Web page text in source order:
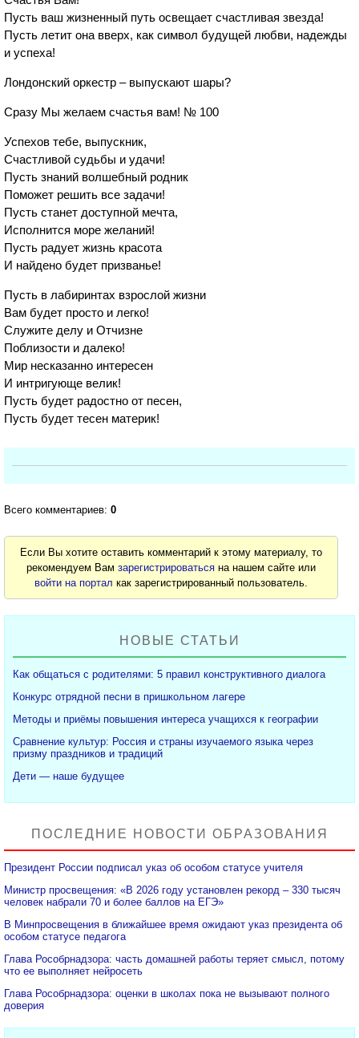
Пусть ваш жизненный путь освещает счастливая звезда!
Пусть летит она вверх, как символ будущей любви, надежды
и успеха!
Лондонский оркестр – выпускают шары?
Сразу Мы желаем счастья вам! № 100
Успехов тебе, выпускник,
Счастливой судьбы и удачи!
Пусть знаний волшебный родник
Поможет решить все задачи!
Пусть станет доступной мечта,
Исполнится море желаний!
Пусть радует жизнь красота
И найдено будет призванье!
Пусть в лабиринтах взрослой жизни
Вам будет просто и легко!
Служите делу и Отчизне
Поблизости и далеко!
Мир несказанно интересен
И интригующе велик!
Пусть будет радостно от песен,
Пусть будет тесен материк!
Всего комментариев: 0
Если Вы хотите оставить комментарий к этому материалу, то
рекомендуем Вамзарегистрироваться на нашем сайте или
войти на портал как зарегистрированный пользователь.
НОВЫЕ СТАТЬИ
Как общаться с родителями: 5 правил конструктивного диалога
Конкурс отрядной песни в пришкольном лагере
Методы и приёмы повышения интереса учащихся к географии
Сравнение культур: Россия и страны изучаемого языка через
призму праздников и традиций
Дети — наше будущее
ПОСЛЕДНИЕ НОВОСТИ ОБРАЗОВАНИЯ
Президент России подписал указ об особом статусе учителя
Министр просвещения: «В 2026 году установлен рекорд – 330 тысяч
человек набрали 70 и более баллов на ЕГЭ»
В Минпросвещения в ближайшее время ожидают указ президента об
особом статусе педагога
Глава Рособрнадзора: часть домашней работы теряет смысл, потому
что ее выполняет нейросеть
Глава Рособрнадзора: оценки в школах пока не вызывают полного
доверия